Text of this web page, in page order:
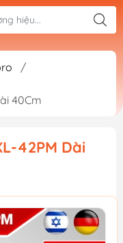
/
40Cm
42PM Dài